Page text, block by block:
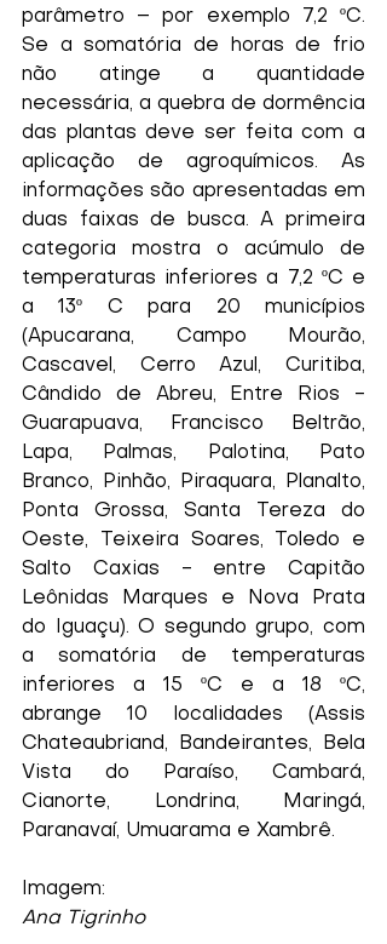
parâmetro – por exemplo 7,2 ºC.
Se a somatória de horas de frio
não atinge a quantidade
necessária, a quebra de dormência
das plantas deve ser feita com a
aplicação de agroquímicos. As
informações são apresentadas em
duas faixas de busca. A primeira
categoria mostra o acúmulo de
temperaturas inferiores a 7,2 ºC e
a 13º C para 20 municípios
(Apucarana, Campo Mourão,
Cascavel, Cerro Azul, Curitiba,
Cândido de Abreu, Entre Rios -
Guarapuava, Francisco Beltrão,
Lapa, Palmas, Palotina, Pato
Branco, Pinhão, Piraquara, Planalto,
Ponta Grossa, Santa Tereza do
Oeste, Teixeira Soares, Toledo e
Salto Caxias - entre Capitão
Leônidas Marques e Nova Prata
do Iguaçu). O segundo grupo, com
a somatória de temperaturas
inferiores a 15 ºC e a 18 ºC,
abrange 10 localidades (Assis
Chateaubriand, Bandeirantes, Bela
Vista do Paraíso, Cambará,
Cianorte, Londrina, Maringá,
Paranavaí, Umuarama e Xambrê.
Imagem:
Ana Tigrinho